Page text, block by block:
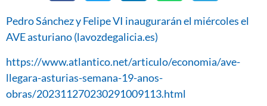
Pedro Sánchez y Felipe VI inaugurarán el miércoles el
AVE asturiano (lavozdegalicia.es)
https://www.atlantico.net/articulo/economia/ave-
llegara-asturias-semana-19-anos-
obras/202311270230291009113.html